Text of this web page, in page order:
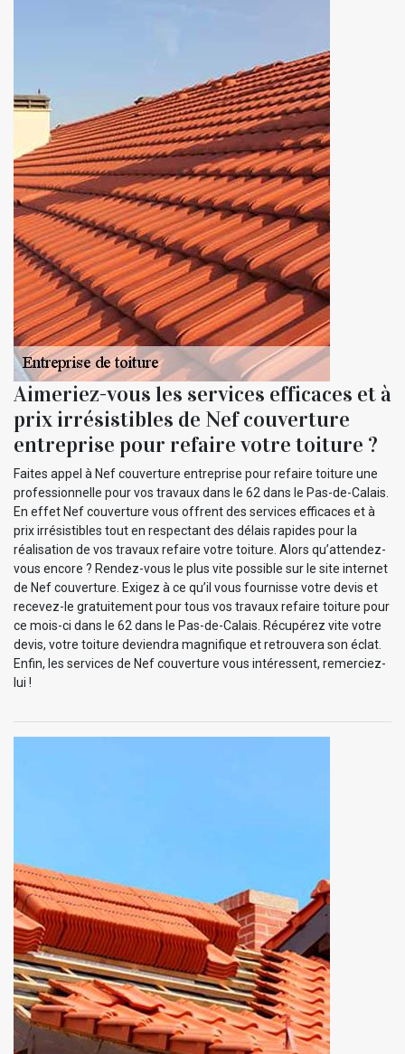
Aimeriez-vous les services efficaces et à
prix irrésistibles de Nef couverture
entreprise pour refaire votre toiture ?
Faites appel à Nef couverture entreprise pour refaire toiture une
professionnelle pour vos travaux dans le 62 dans le Pas-de-Calais.
En effet Nef couverture vous offrent des services efficaces et à
prix irrésistibles tout en respectant des délais rapides pour la
réalisation de vos travaux refaire votre toiture. Alors qu’attendez-
vous encore ? Rendez-vous le plus vite possible sur le site internet
de Nef couverture. Exigez à ce qu’il vous fournisse votre devis et
recevez-le gratuitement pour tous vos travaux refaire toiture pour
ce mois-ci dans le 62 dans le Pas-de-Calais. Récupérez vite votre
devis, votre toiture deviendra magnifique et retrouvera son éclat.
Enfin, les services de Nef couverture vous intéressent, remerciez-
lui !